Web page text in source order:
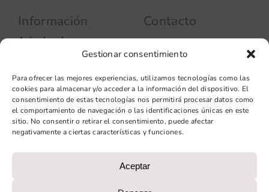
Gestionar consentimiento
Para ofrecer las mejores experiencias, utilizamos tecnologías como las
cookies para almacenar y/o acceder a la información del dispositivo. El
consentimiento de estas tecnologías nos permitirá procesar datos como
el comportamiento de navegación o las identificaciones únicas en este
sitio. No consentir o retirar el consentimiento, puede afectar
negativamente a ciertas características y funciones.
Aceptar
Información
Aviso legal
Política de privacidad
cookies
Condiciones de venta
Condiciones generales de
contratación
Diseño web: qualitystudio
Contacto
08037 – Barcelona
+34 93 706 51 69
hello@vinilook.net
NEXT GENERATION (EU) DEL MECANISMO DE